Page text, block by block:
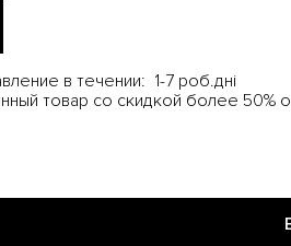
в течении: 1-7 роб.дні
товар со скидкой более 50%